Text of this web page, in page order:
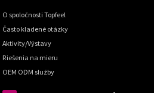
O spoločnosti Topfeel
Často kladené otázky
Aktivity/Výstavy
Riešenia na mieru
OEM ODM služby